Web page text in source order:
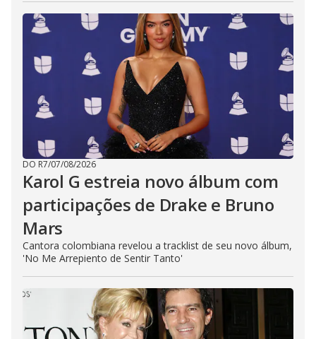
DO R7/07/08/2026
Karol G estreia novo álbum com
participações de Drake e Bruno
Mars
Cantora colombiana revelou a ​tracklist de seu novo álbum,
'No Me Arrepiento de Sentir Tanto'